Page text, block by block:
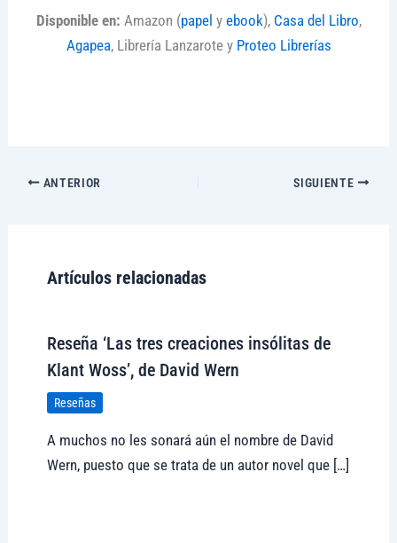
Disponible en: Amazon (papel y ebook), Casa del Libro,
Agapea, Librería Lanzarote y Proteo Librerías
ANTERIOR SIGUIENTE
Artículos relacionadas
Reseña ‘Las tres creaciones insólitas de
Klant Woss’, de David Wern
Reseñas
A muchos no les sonará aún el nombre de David
Wern, puesto que se trata de un autor novel que […]